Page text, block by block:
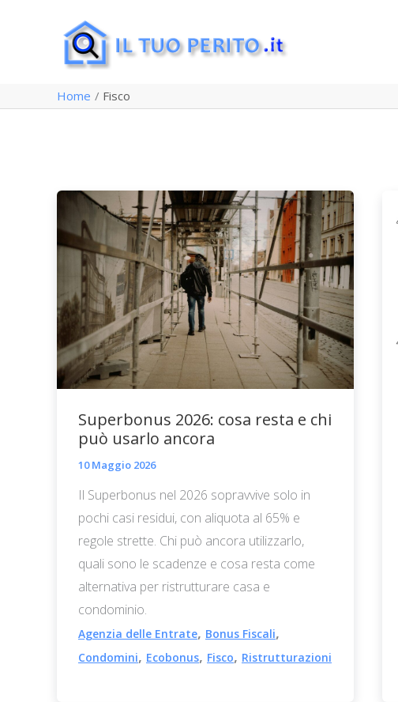
Home Fisco
Superbonus 2026: cosa resta e chi
può usarlo ancora
10 Maggio 2026
Il Superbonus nel 2026 sopravvive solo in
pochi casi residui, con aliquota al 65% e
regole strette. Chi può ancora utilizzarlo,
quali sono le scadenze e cosa resta come
alternativa per ristrutturare casa e
condominio.
Agenzia delle Entrate, Bonus Fiscali,
Condomini, Ecobonus, Fisco, Ristrutturazioni